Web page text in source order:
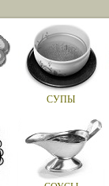
СУПЫ